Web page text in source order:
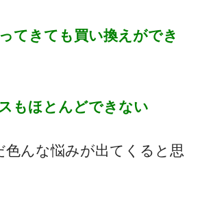
てきても買い換えができ
もほとんどできない
色んな悩みが出てくると思